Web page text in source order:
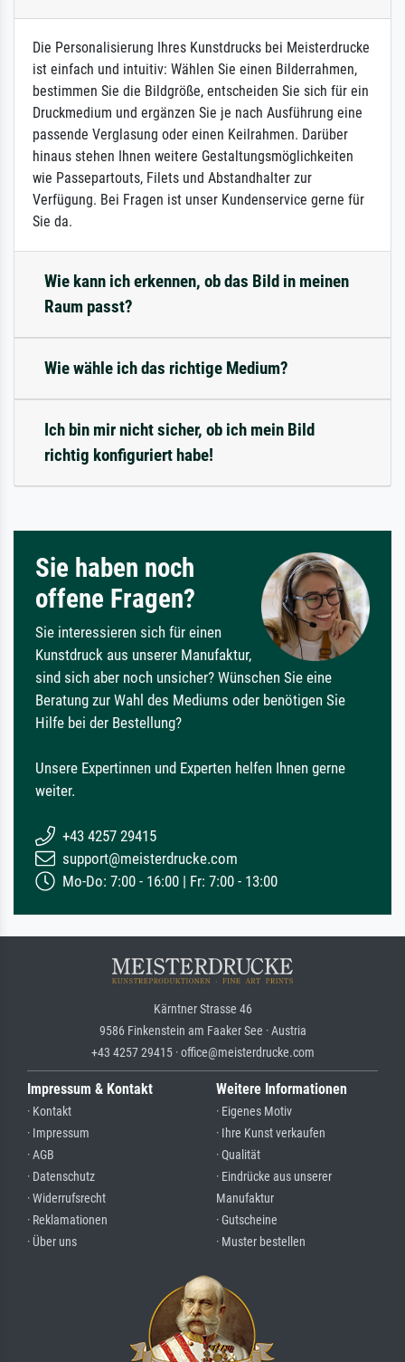
Die Personalisierung Ihres Kunstdrucks bei Meisterdrucke
ist einfach und intuitiv: Wählen Sie einen Bilderrahmen,
bestimmen Sie die Bildgröße, entscheiden Sie sich für ein
Druckmedium und ergänzen Sie je nach Ausführung eine
passende Verglasung oder einen Keilrahmen. Darüber
hinaus stehen Ihnen weitere Gestaltungsmöglichkeiten
wie Passepartouts, Filets und Abstandhalter zur
Verfügung. Bei Fragen ist unser Kundenservice gerne für
Sie da.
Wie kann ich erkennen, ob das Bild in meinen
Raum passt?
Wie wähle ich das richtige Medium?
Ich bin mir nicht sicher, ob ich mein Bild
richtig konfiguriert habe!
Sie haben noch
offene Fragen?
Sie interessieren sich für einen
Kunstdruck aus unserer Manufaktur,
sind sich aber noch unsicher? Wünschen Sie eine
Beratung zur Wahl des Mediums oder benötigen Sie
Hilfe bei der Bestellung?
Unsere Expertinnen und Experten helfen Ihnen gerne
weiter.
+43 4257 29415
support@meisterdrucke.com
Mo-Do: 7:00 - 16:00 | Fr: 7:00 - 13:00
Kärntner Strasse 46
9586 Finkenstein am Faaker See · Austria
+43 4257 29415 · office@meisterdrucke.com
Impressum & Kontakt
· Kontakt
· Impressum
· AGB
· Datenschutz
· Widerrufsrecht
· Reklamationen
· Über uns
Weitere Informationen
· Eigenes Motiv
· Ihre Kunst verkaufen
· Qualität
· Eindrücke aus unserer
Manufaktur
· Gutscheine
· Muster bestellen